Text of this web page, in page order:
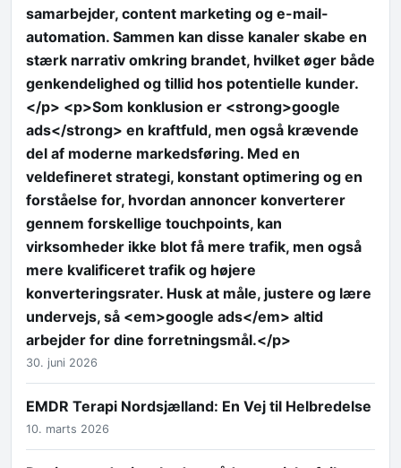
samarbejder, content marketing og e-mail-
automation. Sammen kan disse kanaler skabe en
stærk narrativ omkring brandet, hvilket øger både
genkendelighed og tillid hos potentielle kunder.
</p> <p>Som konklusion er <strong>google
ads</strong> en kraftfuld, men også krævende
del af moderne markedsføring. Med en
veldefineret strategi, konstant optimering og en
forståelse for, hvordan annoncer konverterer
gennem forskellige touchpoints, kan
virksomheder ikke blot få mere trafik, men også
mere kvalificeret trafik og højere
konverteringsrater. Husk at måle, justere og lære
undervejs, så <em>google ads</em> altid
arbejder for dine forretningsmål.</p>
30. juni 2026
EMDR Terapi Nordsjælland: En Vej til Helbredelse
10. marts 2026